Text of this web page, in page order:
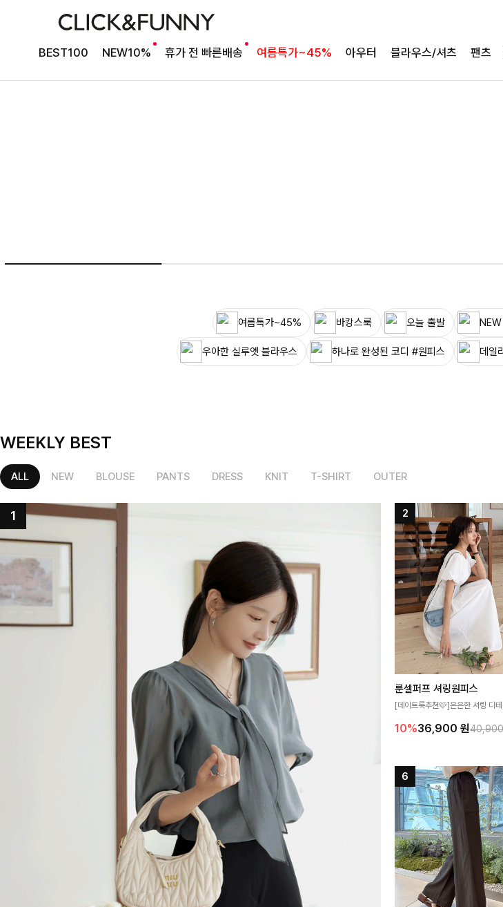
BEST100 NEW10% 휴가 전 빠른배송 여름특가~45% 아우터 블라우스/셔츠 팬츠
NO1. 썸머베스트
두가지 컬러 데일리아이템
여름의 끝을 완성
감각적인 원피스
여름특가~45% 바캉스룩 오늘 출발
우아한 실루엣 블라우스 하나로 완성된 코디 #원피스 데일
WEEKLY BEST
ALL NEW BLOUSE PANTS DRESS KNIT T-SHIRT OUTER
룬셀퍼프 셔링원피스
[데이트룩추천🩷]은은한 셔링 디
성해주는 원피스🤍 허리 스모크 밴
즐기기 좋아요
10%36,900 원